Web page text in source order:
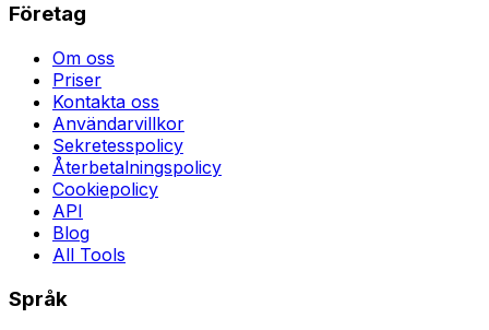
Företag
Om oss
Priser
Kontakta oss
Användarvillkor
Sekretesspolicy
Återbetalningspolicy
Cookiepolicy
API
Blog
All Tools
Språk